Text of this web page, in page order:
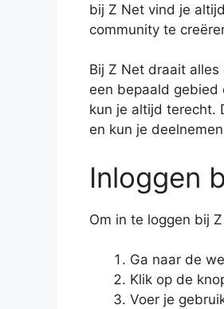
bij Z Net vind je
community te
Bij Z Net draait
een bepaald
kun je altijd terecht.
en kun je
Inloggen
Om in te loggen bij
Ga naar de
Klik op de
Voer je